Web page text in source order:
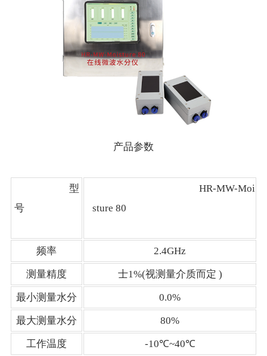
产品参数
型
号
HR-MW-Moi
sture 80
频率 2.4GHz
测量精度 士1%(视测量介质而定 )
最小测量水分 0.0%
最大测量水分 80%
工作温度 -10℃~40℃